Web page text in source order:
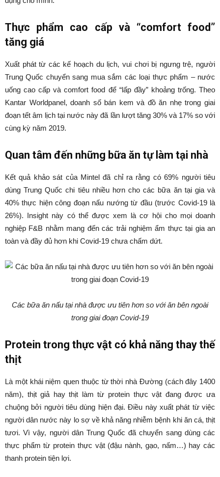
Thực phẩm cao cấp và “comfort food”
tăng giá
Xuất phát từ các kế hoạch du lịch, vui chơi bị ngưng trệ, người
Trung Quốc chuyển sang mua sắm các loại thực phẩm – nước
uống cao cấp và comfort food để “lấp đầy” khoảng trống. Theo
Kantar Worldpanel, doanh số bán kem và đồ ăn nhẹ trong giai
đoạn tết âm lịch tại nước này đã lần lượt tăng 30% và 17% so với
cùng kỳ năm 2019.
Quan tâm đến những bữa ăn tự làm tại nhà
Kết quả khảo sát của Mintel đã chỉ ra rằng có 69% người tiêu
dùng Trung Quốc chi tiêu nhiều hơn cho các bữa ăn tại gia và
40% thực hiện công đoạn nấu nướng từ đầu (trước Covid-19 là
26%). Insight này có thể được xem là cơ hội cho mọi doanh
nghiệp F&B nhằm mang đến các trải nghiệm ẩm thực tại gia an
toàn và đầy đủ hơn khi Covid-19 chưa chấm dứt.
Các bữa ăn nấu tại nhà được ưu tiên hơn so với ăn bên ngoài
trong giai đoạn Covid-19
Protein trong thực vật có khả năng thay thế
thịt
Là một khái niệm quen thuộc từ thời nhà Đường (cách đây 1400
năm), thịt giả hay thịt làm từ protein thực vật đang được ưa
chuộng bởi người tiêu dùng hiện đại. Điều này xuất phát từ việc
người dân nước này lo sợ về khả năng nhiễm bệnh khi ăn cá, thịt
tươi. Vì vậy, người dân Trung Quốc đã chuyển sang dùng các
thực phẩm từ protein thực vật (đậu nành, gạo, nấm…) hay các
thanh protein tiện lợi.